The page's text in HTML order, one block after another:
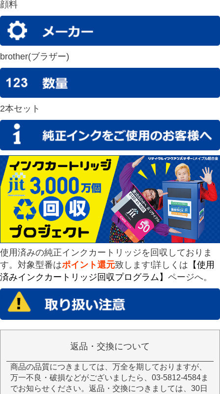
顔料
brother(ブラザー)
2本セット
使用済みの純正インクカートリッジを回収しておりま
す。対象型番はポイント還元致します!詳しくは 【使用
済みインクカートリッジ回収プログラム】 ページへ。
返品・交換について
商品の品質につきましては、万全を期しておりますが、
万一不良・破損などがございましたら、03-5812-4584ま
でお知らせください。返品・交換につきましては、30日